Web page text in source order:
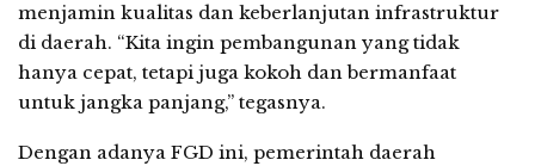
menjamin kualitas dan keberlanjutan infrastruktur
di daerah. “Kita ingin pembangunan yang tidak
hanya cepat, tetapi juga kokoh dan bermanfaat
untuk jangka panjang,” tegasnya.
Dengan adanya FGD ini, pemerintah daerah